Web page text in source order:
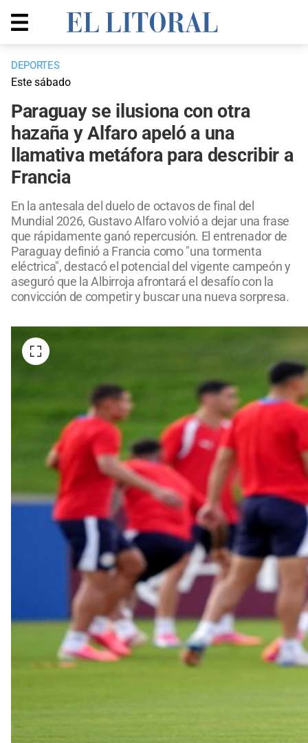
DEPORTES
Este sábado
Paraguay se ilusiona con otra
hazaña y Alfaro apeló a una
llamativa metáfora para describir a
Francia
En la antesala del duelo de octavos de final del
Mundial 2026, Gustavo Alfaro volvió a dejar una frase
que rápidamente ganó repercusión. El entrenador de
Paraguay definió a Francia como "una tormenta
eléctrica", destacó el potencial del vigente campeón y
aseguró que la Albirroja afrontará el desafío con la
convicción de competir y buscar una nueva sorpresa.